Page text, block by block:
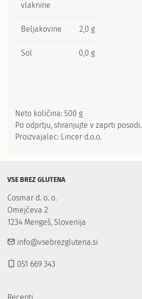
vlaknine
Beljakovine 2,0 g
Sol 0,0 g
Neto količina: 500 g
Po odprtju, shranjujte v zaprti posodi.
Proizvajalec: Lincer d.o.o.
VSE BREZ GLUTENA
Cosmar d. o. o.
Omejčeva 2
1234 Mengeš, Slovenija
info@vsebrezglutena.si
051 669 343